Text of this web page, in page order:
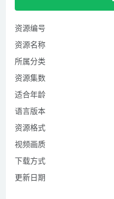
资源编号
资源名称
所属分类
资源集数
适合年龄
语言版本
资源格式
视频画质
下载方式
更新日期